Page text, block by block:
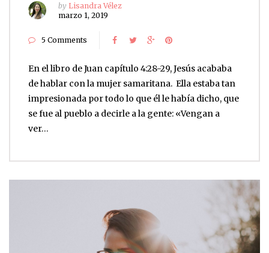
by Lisandra Vélez
marzo 1, 2019
5 Comments
En el libro de Juan capítulo 4:28-29, Jesús acababa
de hablar con la mujer samaritana. Ella estaba tan
impresionada por todo lo que él le había dicho, que
se fue al pueblo a decirle a la gente: «Vengan a
ver…